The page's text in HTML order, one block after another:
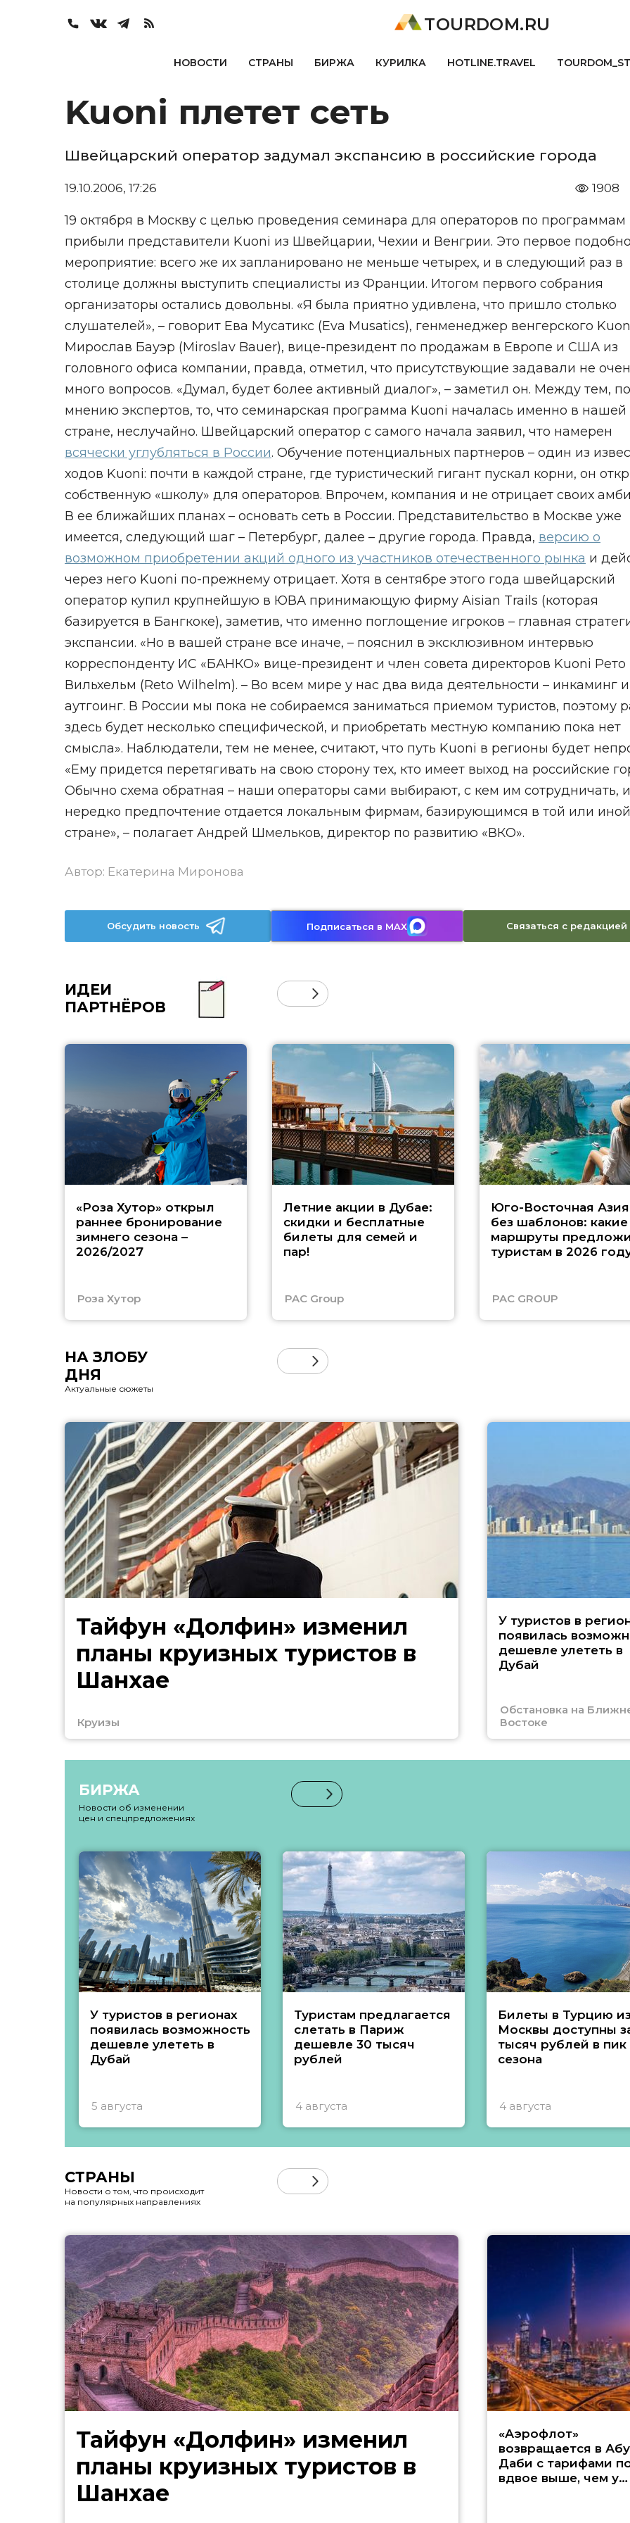
TOURDOM.RU
НОВОСТИ СТРАНЫ БИРЖА КУРИЛКА HOTLINE.TRAVEL
Kuoni плетет сеть
Швейцарский оператор задумал экспансию в российские города
19.10.2006, 17:26 1908
19 октября в Москву с целью проведения семинара для операторов по программам
прибыли представители Kuoni из Швейцарии, Чехии и Венгрии. Это первое
мероприятие: всего же их запланировано не меньше четырех, и в следующий раз в
столице должны выступить специалисты из Франции. Итогом первого собрания
организаторы остались довольны. «Я была приятно удивлена, что пришло столько
слушателей», – говорит Ева Мусатикс (Eva Musatics), генменеджер венгерского
Мирослав Бауэр (Miroslav Bauer), вице-президент по продажам в Европе и США из
головного офиса компании, правда, отметил, что присутствующие задавали не
много вопросов. «Думал, будет более активный диалог», – заметил он. Между тем, по
мнению экспертов, то, что семинарская программа Kuoni началась именно в нашей
стране, неслучайно. Швейцарский оператор с самого начала заявил, что намерен
всячески углубляться в России. Обучение потенциальных партнеров – один из
ходов Kuoni: почти в каждой стране, где туристический гигант пускал корни, он
собственную «школу» для операторов. Впрочем, компания и не отрицает своих
В ее ближайших планах – основать сеть в России. Представительство в Москве уже
имеется, следующий шаг – Петербург, далее – другие города. Правда, версию о
возможном приобретении акций одного из участников отечественного рынка и
через него Kuoni по-прежнему отрицает. Хотя в сентябре этого года швейцарский
оператор купил крупнейшую в ЮВА принимающую фирму Aisian Trails (которая
базируется в Бангкоке), заметив, что именно поглощение игроков – главная
экспансии. «Но в вашей стране все иначе, – пояснил в эксклюзивном интервью
корреспонденту ИС «БАНКО» вице-президент и член совета директоров Kuoni Рето
Вильхельм (Reto Wilhelm). – Во всем мире у нас два вида деятельности – инкаминг и
аутгоинг. В России мы пока не собираемся заниматься приемом туристов, поэтому
здесь будет несколько специфической, и приобретать местную компанию пока нет
смысла». Наблюдатели, тем не менее, считают, что путь Kuoni в регионы будет
«Ему придется перетягивать на свою сторону тех, кто имеет выход на российские
Обычно схема обратная – наши операторы сами выбирают, с кем им сотрудничать, и
нередко предпочтение отдается локальным фирмам, базирующимся в той или иной
стране», – полагает Андрей Шмельков, директор по развитию «ВКО».
Автор: Екатерина Миронова
Обсудить новость Подписаться в MAX Связаться с редакцией
ИДЕИ
ПАРТНЁРОВ
«Роза Хутор» открыл
раннее бронирование
зимнего сезона –
2026/2027
Роза Хутор
Летние акции в Дубае:
скидки и бесплатные
билеты для семей и
пар!
PAC Group
Юго-Восточная Азия
без шаблонов: какие
маршруты
туристам в 2026
PAC GROUP
НА ЗЛОБУ
ДНЯ
Актуальные сюжеты
Тайфун «Долфин» изменил
планы круизных туристов в
Шанхае
Круизы
У туристов в
появилась
дешевле улететь в
Дубай
Обстановка на
Востоке
БИРЖА
Новости об изменении
цен и спецпредложениях
У туристов в регионах
появилась возможность
дешевле улететь в
Дубай
5 августа
Туристам предлагается
слетать в Париж
дешевле 30 тысяч
рублей
4 августа
Билеты в Турцию из
Москвы доступны
тысяч рублей в пик
сезона
4 августа
СТРАНЫ
Новости о том, что происходит
на популярных направлениях
Тайфун «Долфин» изменил
планы круизных туристов в
Шанхае
«Аэрофлот»
возвращается в
Даби с тарифами
вдвое выше, чем у